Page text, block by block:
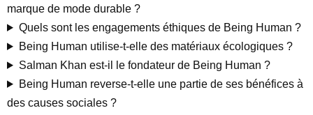
marque de mode durable ?
Quels sont les engagements éthiques de Being Human ?
Being Human utilise-t-elle des matériaux écologiques ?
Salman Khan est-il le fondateur de Being Human ?
Being Human reverse-t-elle une partie de ses bénéfices à
des causes sociales ?